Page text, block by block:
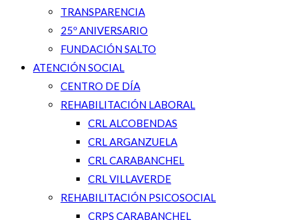
TRANSPARENCIA
25º ANIVERSARIO
FUNDACIÓN SALTO
ATENCIÓN SOCIAL
CENTRO DE DÍA
REHABILITACIÓN LABORAL
CRL ALCOBENDAS
CRL ARGANZUELA
CRL CARABANCHEL
CRL VILLAVERDE
REHABILITACIÓN PSICOSOCIAL
CRPS CARABANCHEL